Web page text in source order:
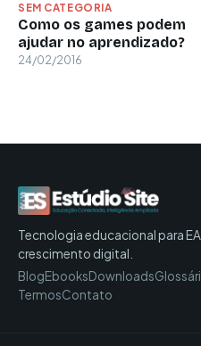
SEM CATEGORIA
Como os games podem
ajudar no aprendizado?
24/02/2016
Tecnologia educacional para
crescimento digital.
BlogEbooksDownloads
TermosContato